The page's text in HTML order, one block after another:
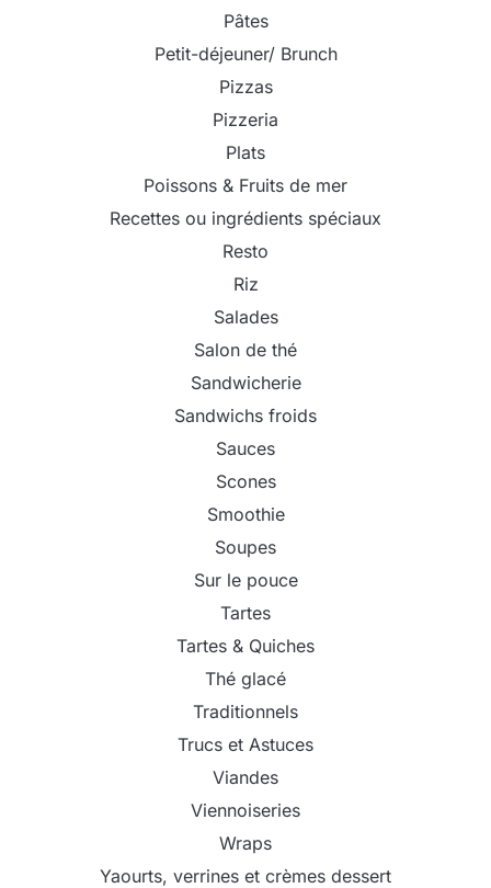
Pâtes
Petit-déjeuner/ Brunch
Pizzas
Pizzeria
Plats
Poissons & Fruits de mer
Recettes ou ingrédients spéciaux
Resto
Riz
Salades
Salon de thé
Sandwicherie
Sandwichs froids
Sauces
Scones
Smoothie
Soupes
Sur le pouce
Tartes
Tartes & Quiches
Thé glacé
Traditionnels
Trucs et Astuces
Viandes
Viennoiseries
Wraps
Yaourts, verrines et crèmes dessert